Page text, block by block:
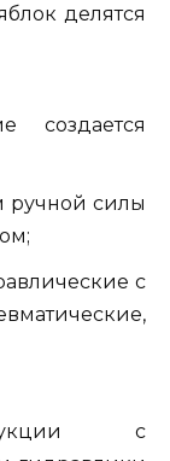
делятся
создается
ручной силы
с
с